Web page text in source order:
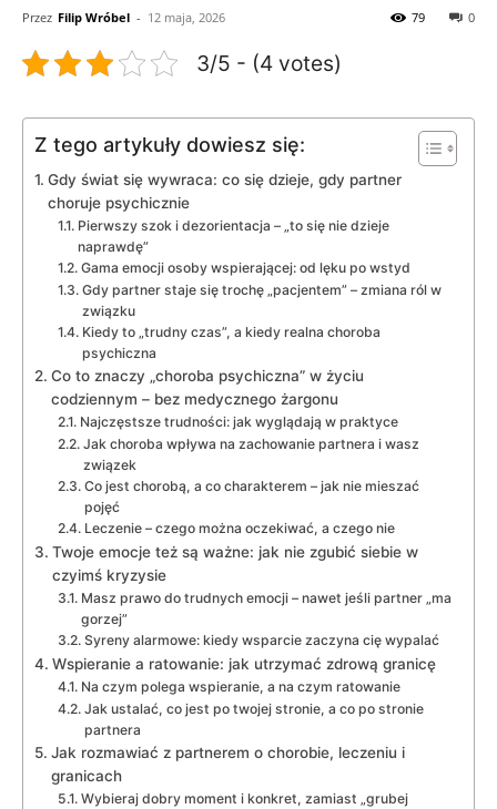
Przez Filip Wróbel - 12 maja, 2026 0
79
3/5 - (4 votes)
Z tego artykuły dowiesz się:
Gdy świat się wywraca: co się dzieje, gdy partner
choruje psychicznie
Pierwszy szok i dezorientacja – „to się nie dzieje
naprawdę”
Gama emocji osoby wspierającej: od lęku po wstyd
Gdy partner staje się trochę „pacjentem” – zmiana ról w
związku
Kiedy to „trudny czas”, a kiedy realna choroba
psychiczna
Co to znaczy „choroba psychiczna” w życiu
codziennym – bez medycznego żargonu
Najczęstsze trudności: jak wyglądają w praktyce
Jak choroba wpływa na zachowanie partnera i wasz
związek
Co jest chorobą, a co charakterem – jak nie mieszać
pojęć
Leczenie – czego można oczekiwać, a czego nie
Twoje emocje też są ważne: jak nie zgubić siebie w
czyimś kryzysie
Masz prawo do trudnych emocji – nawet jeśli partner „ma
gorzej”
Syreny alarmowe: kiedy wsparcie zaczyna cię wypalać
Wspieranie a ratowanie: jak utrzymać zdrową granicę
Na czym polega wspieranie, a na czym ratowanie
Jak ustalać, co jest po twojej stronie, a co po stronie
partnera
Jak rozmawiać z partnerem o chorobie, leczeniu i
granicach
Wybieraj dobry moment i konkret, zamiast „grubej